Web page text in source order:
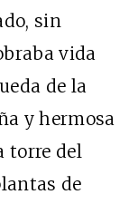
sin
vida
de la
y hermosa
torre del
de